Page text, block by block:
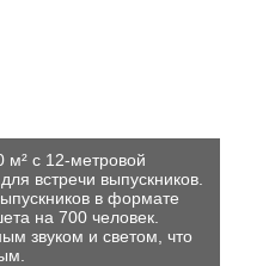
с 12-метровой
встречи выпускников.
в формате
на 700 человек.
звуком и светом, что
770701001,